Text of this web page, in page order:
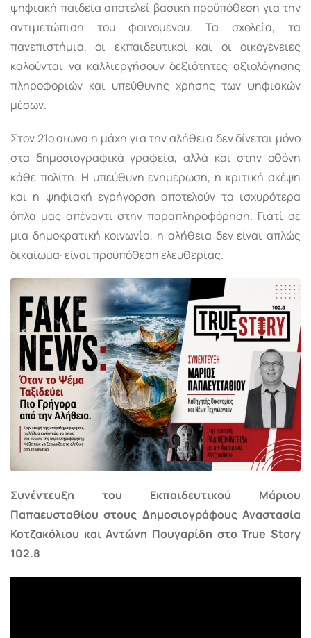
ψηφιακή παιδεία αποτελεί βασική προϋπόθεση για την
αντιμετώπιση του φαινομένου. Τα σχολεία, τα
πανεπιστήμια, οι εκπαιδευτικοί και οι οικογένειες
καλούνται να καλλιεργήσουν δεξιότητες αξιολόγησης
πληροφοριών και υπεύθυνης χρήσης των ψηφιακών
μέσων.
Στον 21ο αιώνα η μάχη για την αλήθεια δεν δίνεται μόνο
στα δημοσιογραφικά γραφεία, αλλά και στην οθόνη
κάθε πολίτη. Η υπεύθυνη ενημέρωση, η κριτική σκέψη
και η ψηφιακή εγρήγορση αποτελούν τα ισχυρότερα
όπλα μας απέναντι στην παραπληροφόρηση. Γιατί σε
μια δημοκρατική κοινωνία, η αλήθεια δεν είναι απλώς
δικαίωμα· είναι προϋπόθεση ελευθερίας.
Συνέντευξη του Εκπαιδευτικού Μάριου
Παπαευσταθίου στους Δημοσιογράφους Αναστασία
Κοτζακόλιου και Αντώνη Πουγαρίδη στοTrue Story
102.8